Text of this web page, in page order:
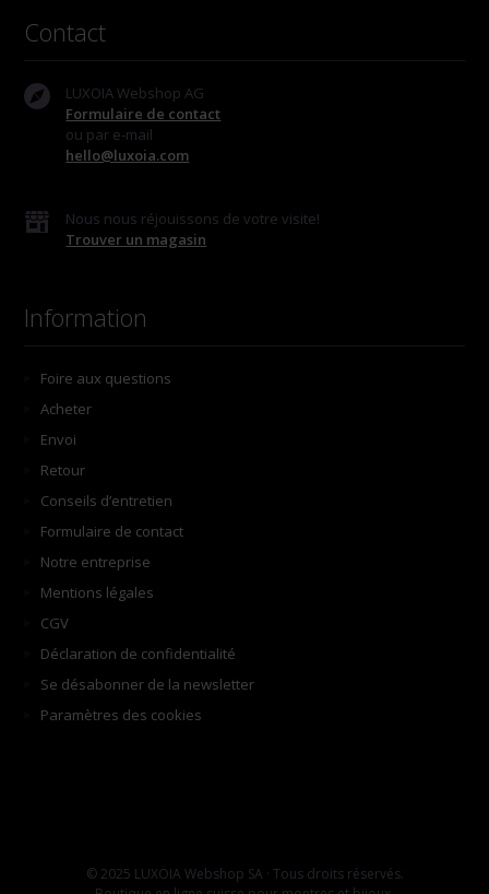
Contact
LUXOIA Webshop AG
Formulaire de contact
ou par e-mail
hello@luxoia.com
Nous nous réjouissons de votre visite!
Trouver un magasin
Information
Foire aux questions
Acheter
Envoi
Retour
Conseils d’entretien
Formulaire de contact
Notre entreprise
Mentions légales
CGV
Déclaration de confidentialité
Se désabonner de la newsletter
Paramètres des cookies
© 2025 LUXOIA Webshop SA · Tous droits réservés.